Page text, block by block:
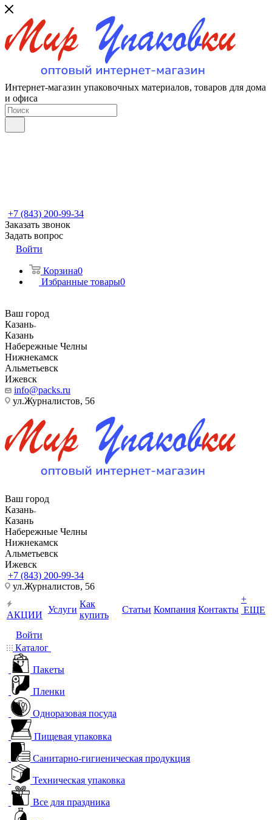
Интернет-магазин упаковочных материалов, товаров для дома
и офиса
+7 (843) 200-99-34
Заказать звонок
Задать вопрос
Войти
Корзина0
Избранные товары0
Ваш город
Казань
Казань
Набережные Челны
Нижнекамск
Альметьевск
Ижевск
info@packs.ru
ул.Журналистов, 56
Ваш город
Казань
Казань
Набережные Челны
Нижнекамск
Альметьевск
Ижевск
+7 (843) 200-99-34
ул.Журналистов, 56
АКЦИИ
Услуги
Как
купить
Статьи Компания Контакты
+
ЕЩЕ
Войти
Каталог
Пакеты
Пленки
Одноразовая посуда
Пищевая упаковка
Санитарно-гигиеническая продукция
Техническая упаковка
Все для праздника